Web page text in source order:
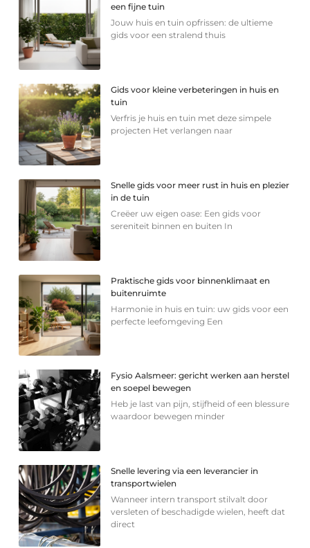
een fijne tuin
Jouw huis en tuin opfrissen: de ultieme
gids voor een stralend thuis
Gids voor kleine verbeteringen in huis en
tuin
Verfris je huis en tuin met deze simpele
projecten Het verlangen naar
Snelle gids voor meer rust in huis en plezier
in de tuin
Creëer uw eigen oase: Een gids voor
sereniteit binnen en buiten In
Praktische gids voor binnenklimaat en
buitenruimte
Harmonie in huis en tuin: uw gids voor een
perfecte leefomgeving Een
Fysio Aalsmeer: gericht werken aan herstel
en soepel bewegen
Heb je last van pijn, stijfheid of een blessure
waardoor bewegen minder
Snelle levering via een leverancier in
transportwielen
Wanneer intern transport stilvalt door
versleten of beschadigde wielen, heeft dat
direct